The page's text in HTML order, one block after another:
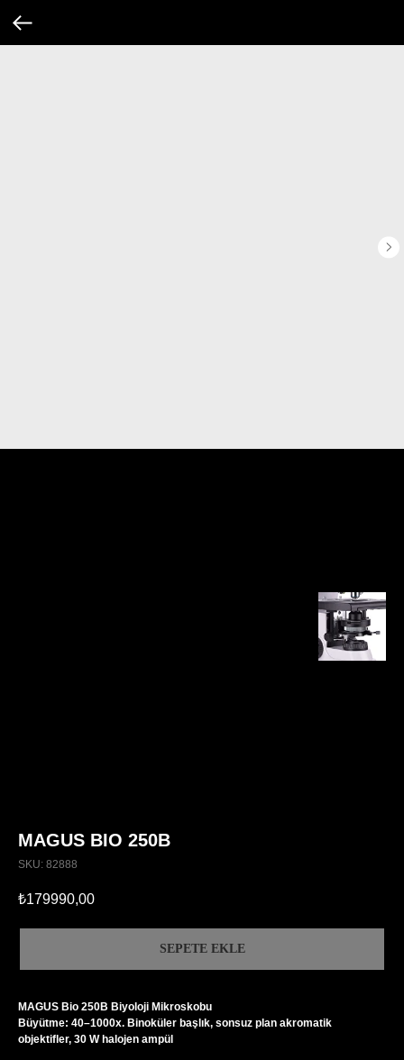
MAGUS BIO 250B
SKU: 82888
₺179990,00
SEPETE EKLE
MAGUS Bio 250B Biyoloji Mikroskobu
Büyütme: 40–1000x. Binoküler başlık, sonsuz plan akromatik
objektifler, 30 W halojen ampül